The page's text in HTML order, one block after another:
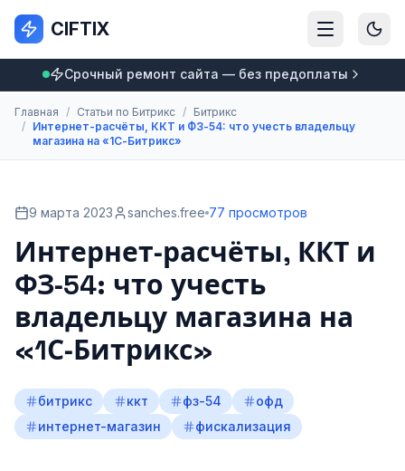
CIFTIX
Срочный ремонт сайта — без предоплаты
Главная / Статьи по Битрикс / Битрикс
/ Интернет‑расчёты, ККТ и ФЗ‑54: что учесть владельцу
магазина на «1С‑Битрикс»
9 марта 2023 sanches.free 77 просмотров
Интернет‑расчёты, ККТ и
ФЗ‑54: что учесть
владельцу магазина на
«1С‑Битрикс»
битрикс ккт фз-54
офд
интернет-магазин
фискализация